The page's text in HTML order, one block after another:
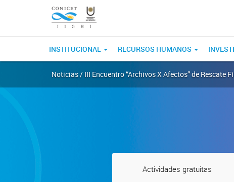
INSTITUCIONAL RECURSOS HUMANOS
Noticias / III Encuentro “Archivos X Afectos” de Rescate
Actividades gratuitas